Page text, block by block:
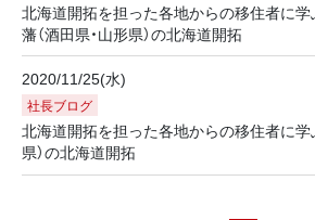
北海道開拓を担った各地からの移住者に学
藩（酒田県・山形県）の北海道開拓
2020/11/25(水)
社長ブログ
北海道開拓を担った各地からの移住者に学
県）の北海道開拓